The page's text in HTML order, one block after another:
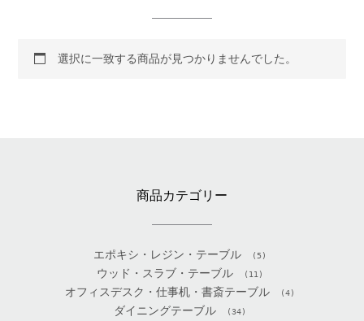
選択に一致する商品が見つかりませんでした。
商品カテゴリー
エポキシ・レジン・テーブル (5)
ウッド・スラブ・テーブル (11)
オフィスデスク・仕事机・書斎テーブル (4)
ダイニングテーブル (34)